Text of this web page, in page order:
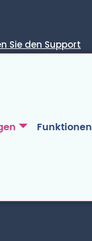
Sie den Support
Funktionen